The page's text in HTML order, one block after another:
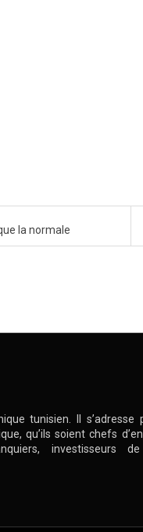
la normale
tunisien. Il s’adresse
qu’ils soient chefs
investisseurs